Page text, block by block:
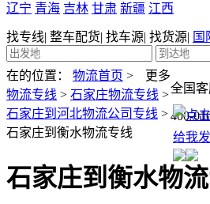
找专线| 整车配货| 找车源| 找货源| 国
全国
400-
辽宁 青海 吉林 甘肃 新疆 江西
更多
在的位置：
物流首页 >
物流专线 > 石家庄物流专线 >
石家庄到河北物流公司专线 >
石家庄到衡水物流专线
石家庄到衡水物